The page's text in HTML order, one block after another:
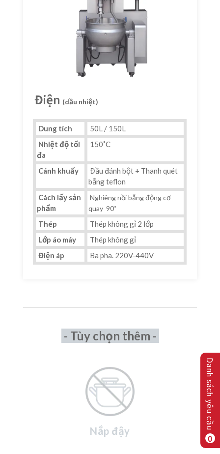
Điện (dầu nhiệt)
Dung tích
50L / 150L
Nhiệt độ tối
đa
150˚C
Cánh khuấy
Đầu đánh bột + Thanh quét
bằng teflon
Cách lấy sản
phẩm
Nghiêng nồi bằng động cơ
quay 90˚
Thép
Thép không gỉ 2 lớp
Lớp áo máy
Thép không gỉ
Điện áp
Ba pha. 220V-440V
- Tùy chọn thêm -
Nắp đậy
Danh sách yêu cầu
0